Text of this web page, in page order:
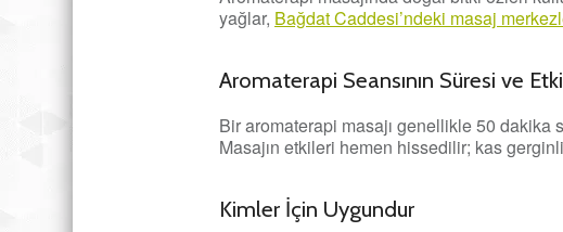
yağlar, Bağdat Caddesi’ndeki masaj
Aromaterapi Seansının Süresi ve
Bir aromaterapi masajı genellikle 50 dakika
Masajın etkileri hemen hissedilir; kas
Kimler İçin Uygundur